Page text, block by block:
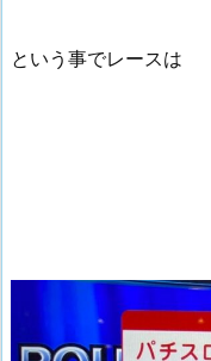
という事でレースは